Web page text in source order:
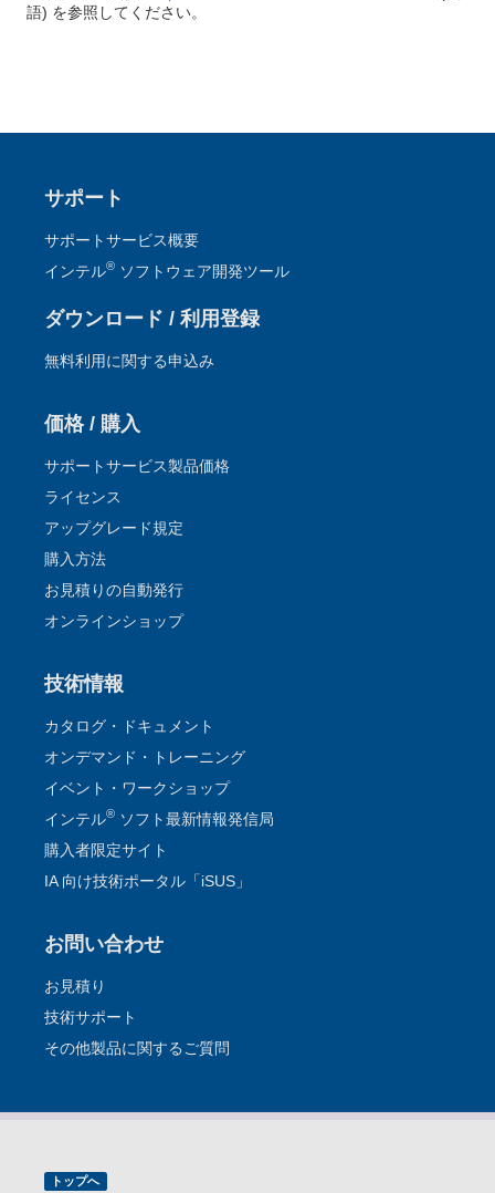
語) を参照してください。
サポート
サポートサービス概要
インテル® ソフトウェア開発ツール
ダウンロード / 利用登録
無料利用に関する申込み
価格 / 購入
サポートサービス製品価格
ライセンス
アップグレード規定
購入方法
お見積りの自動発行
オンラインショップ
技術情報
カタログ・ドキュメント
オンデマンド・トレーニング
イベント・ワークショップ
インテル® ソフト最新情報発信局
購入者限定サイト
IA 向け技術ポータル「iSUS」
お問い合わせ
お見積り
技術サポート
その他製品に関するご質問
トップへ